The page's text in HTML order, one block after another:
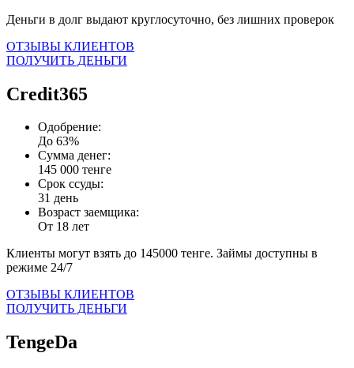
Деньги в долг выдают круглосуточно, без лишних проверок
ОТЗЫВЫ КЛИЕНТОВ
ПОЛУЧИТЬ ДЕНЬГИ
Credit365
Одобрение:
До 63%
Сумма денег:
145 000 тенге
Срок ссуды:
31 день
Возраст заемщика:
От 18 лет
Клиенты могут взять до 145000 тенге. Займы доступны в
режиме 24/7
ОТЗЫВЫ КЛИЕНТОВ
ПОЛУЧИТЬ ДЕНЬГИ
TengeDa